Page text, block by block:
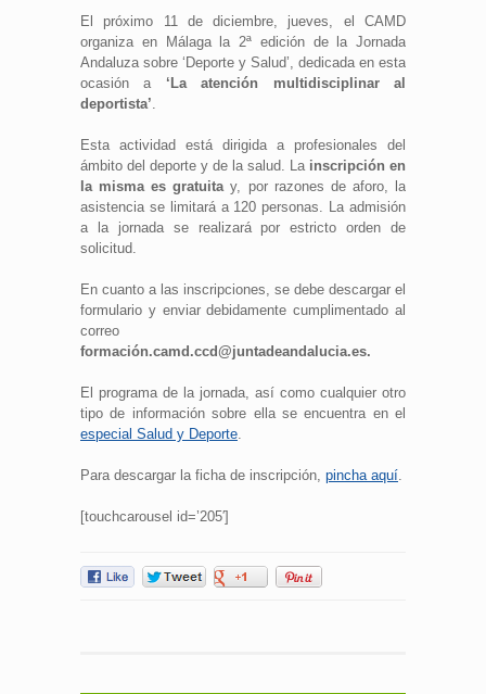
El próximo 11 de diciembre, jueves, el
CAMD
organiza en
Málaga la 2ª edición de la Jornada
Andaluza sobre ‘Deporte y Salud’, dedicada en esta
ocasión a ‘La atención multidisciplinar al
deportista’.
Esta actividad está dirigida a profesionales del
ámbito del deporte y de la salud. Lainscripción en
la misma es gratuitay, por razones de aforo, la
asistencia se limitará a 120 personas. La admisión
a la jornada se realizará por estricto orden de
solicitud.
En cuanto a las inscripciones, se debe descargar el
formulario y enviar debidamente cumplimentado al
correo
formación.camd.ccd@juntadeandalucia.es.
El programa de la jornada, así como cualquier otro
tipo de información sobre ella se encuentra en el
especial Salud y Deporte.
Para descargar la ficha de inscripción, pincha aquí.
[touchcarousel id=’205′]